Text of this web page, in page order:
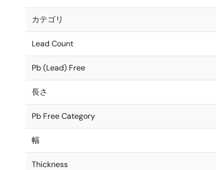
カテゴリ
Lead Count
Pb (Lead) Free
長さ
Pb Free Category
幅
Thickness